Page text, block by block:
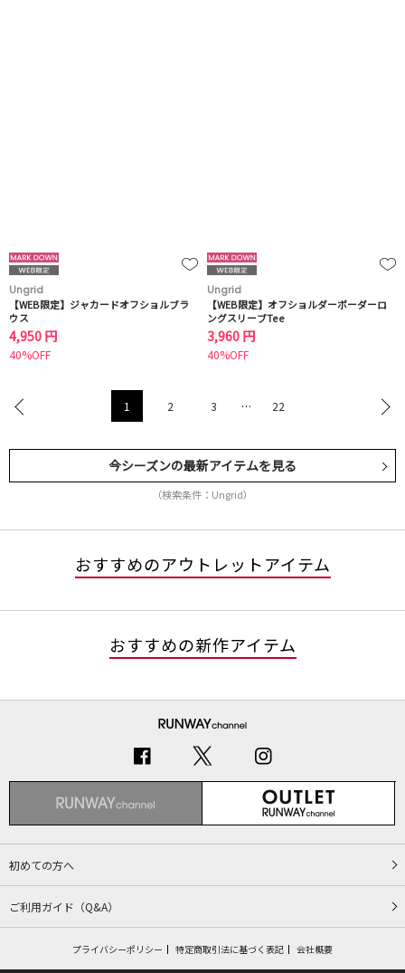
Ungrid
【WEB限定】ジャカードオフショルブラ
ウス
4,950 円
40%OFF
Ungrid
【WEB限定】オフショルダーボーダーロ
ングスリーブTee
3,960 円
40%OFF
1 2 3 … 22
今シーズンの最新アイテムを見る
（検索条件：Ungrid）
おすすめのアウトレットアイテム
おすすめの新作アイテム
初めての方へ
ご利用ガイド（Q&A）
プライバシーポリシー 特定商取引法に基づく表記 会社概要